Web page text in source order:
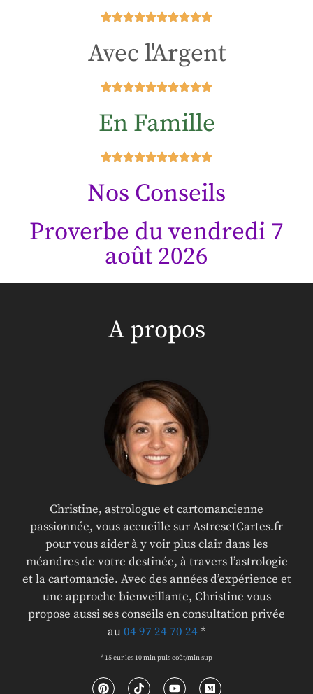
Avec l'Argent
En Famille
Nos Conseils
Proverbe du vendredi 7
août 2026
A propos
Christine, astrologue et cartomancienne
passionnée, vous accueille sur AstresetCartes.fr
pour vous aider à y voir plus clair dans les
méandres de votre destinée, à travers l’astrologie
et la cartomancie. Avec des années d’expérience et
une approche bienveillante, Christine vous
propose aussi ses conseils en consultation privée
au04 97 24 70 24*
* 15 eur les 10 min puis coût/min sup